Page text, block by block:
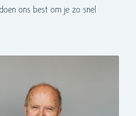
ons best om je zo snel